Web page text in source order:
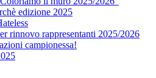
edizione 2025
rinnovo rappresentanti 2025/2026
campionessa!